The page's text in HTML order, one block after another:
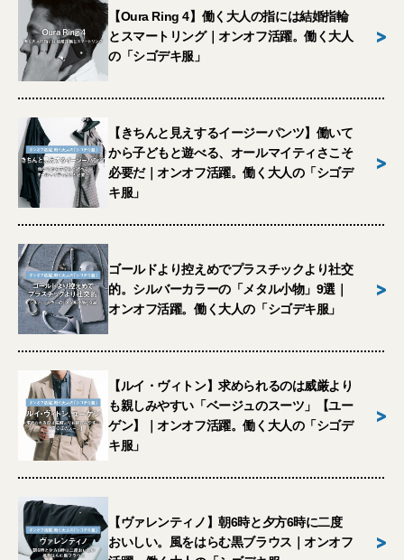
【Oura Ring 4】働く大人の指には結婚指輪
とスマートリング｜オンオフ活躍。働く大人
の「シゴデキ服」
>
【きちんと見えするイージーパンツ】働いて
から子どもと遊べる、オールマイティさこそ
必要だ｜オンオフ活躍。働く大人の「シゴデ
キ服」
>
ゴールドより控えめでプラスチックより社交
的。シルバーカラーの「メタル小物」9選｜
オンオフ活躍。働く大人の「シゴデキ服」
>
【ルイ・ヴィトン】求められるのは威厳より
も親しみやすい「ベージュのスーツ」【ユー
ゲン】｜オンオフ活躍。働く大人の「シゴデ
キ服」
>
【ヴァレンティノ】朝6時と夕方6時に二度
おいしい。風をはらむ黒ブラウス｜オンオフ
>